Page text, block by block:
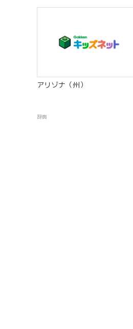
アリゾナ（州）
辞典